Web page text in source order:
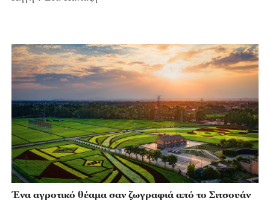
Ένα αγροτικό θέαμα σαν ζωγραφιά από το Σιτσουάν